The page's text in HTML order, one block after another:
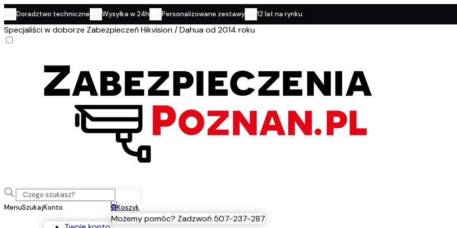
Doradztwo techniczne Wysyłka w 24h Personalizowane zestawy 12 lat na rynku
Specjaliści w doborze Zabezpieczeń Hikvision / Dahua od 2014 roku
MenuSzukajKonto 0Koszyk
Możemy pomóc? Zadzwoń 507-237-287